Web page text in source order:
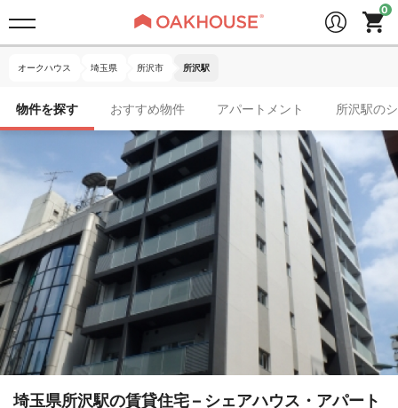
オークハウス 埼玉県 所沢市 所沢駅
物件を探す おすすめ物件 アパートメント 所沢駅の
埼玉県所沢駅の賃貸住宅 – シェアハウス・アパート